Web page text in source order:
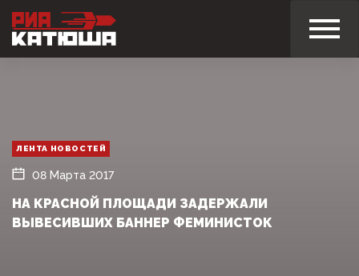
ЛЕНТА НОВОСТЕЙ
08 Марта 2017
НА КРАСНОЙ ПЛОЩАДИ ЗАДЕРЖАЛИ
ВЫВЕСИВШИХ БАННЕР ФЕМИНИСТОК‍